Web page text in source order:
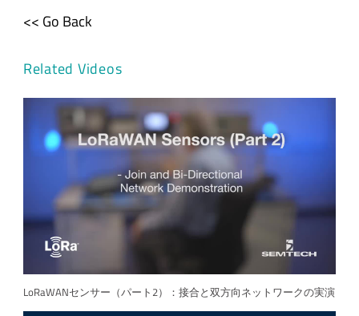
<< Go Back
Related Videos
LoRaWANセンサー（パート2）：接合と双方向ネットワークの実演